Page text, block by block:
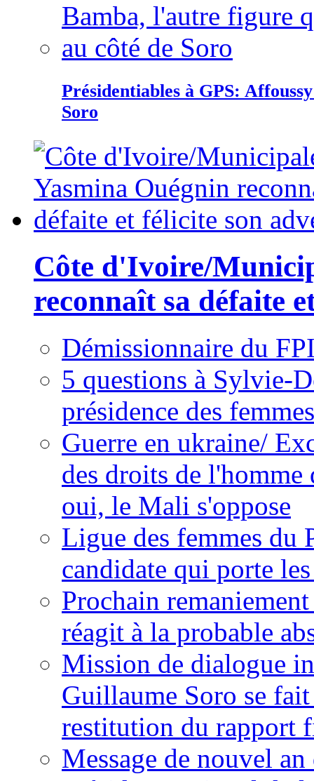
Présidentiables à GPS:
Soro
Côte d'Ivoire/
reconnaît sa défaite
Démissionnaire du
5 questions à Sylvie-
présidence des
Guerre en ukraine/
des droits de
oui, le Mali s'oppose
Ligue des femmes du
candidate qui porte
Prochain
réagit à la probable
Mission de dialogue
Guillaume Soro se
restitution du rapport
Message de nouvel